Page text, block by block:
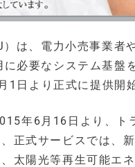
は、電力小売事業者
必要なシステム基盤
日より正式に提供開
年6月16日より、ト
正式サービスでは、
太陽光等再生可能エ